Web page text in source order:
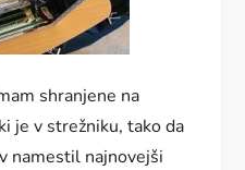
shranjene na
je v strežniku, tako da
namestil najnovejši